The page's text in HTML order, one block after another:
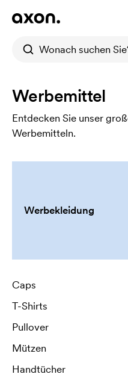
Werbemittel
Entdecken Sie unser
Werbemitteln.
Werbekleidung
Caps
T-Shirts
Pullover
Mützen
Handtücher